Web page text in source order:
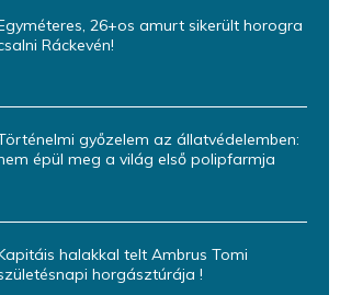
26+os amurt sikerült horogra
Ráckevén!
győzelem az állatvédelemben:
épül meg a világ első polipfarmja
halakkal telt Ambrus Tomi
horgásztúrája !